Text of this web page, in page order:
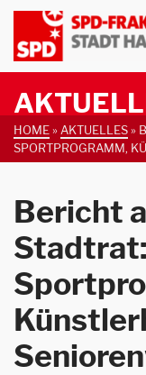
HOME» AKTUELLES»
SPORTPROGRAMM,
Bericht
Stadtrat: